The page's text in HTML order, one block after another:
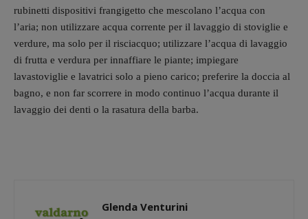
rubinetti dispositivi frangigetto che mescolano l’acqua con
l’aria; non utilizzare acqua corrente per il lavaggio di stoviglie e
verdure, ma solo per il risciacquo; utilizzare l’acqua di lavaggio
di frutta e verdura per innaffiare le piante; impiegare
lavastoviglie e lavatrici solo a pieno carico; preferire la doccia al
bagno, e non far scorrere in modo continuo l’acqua durante il
lavaggio dei denti o la rasatura della barba.
Glenda Venturini